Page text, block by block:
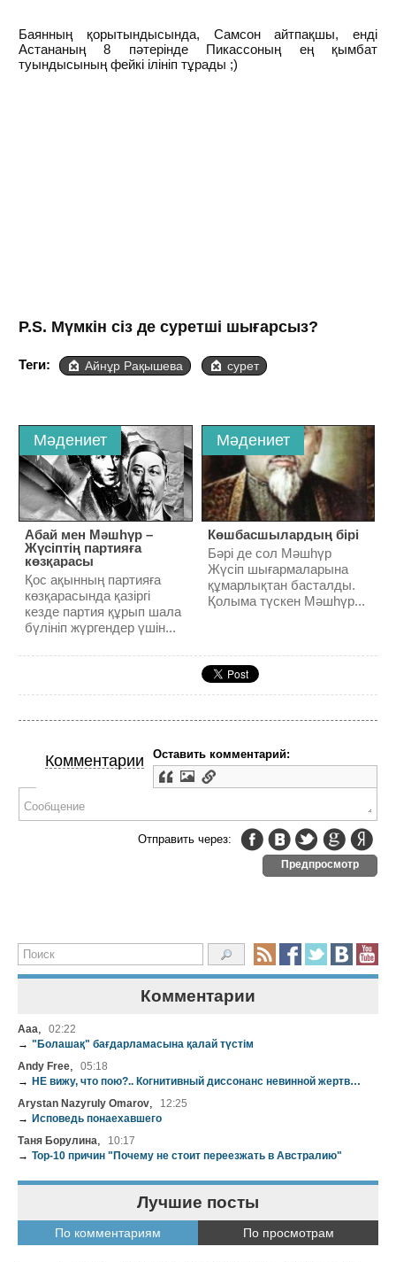
Комментарии
Aaa, 02:22
→ "Болашақ" бағдарламасына қалай түстім
Andy Free, 05:18
→
НЕ вижу, что пою?.. Когнитивный диссонанс невинной жертвы нашей эстрады
Arystan Nazyruly Omarov,
12:25
→
Исповедь понаехавшего
Таня Борулина,
10:17
→ Top-10 причин "Почему не стоит переезжать в Австралию"
Лучшие посты
По комментариям По просмотрам
Баянның қорытындысында, Самсон айтпақшы, енді
Астананың 8 пәтерінде Пикассоның ең қымбат
туындысының фейкі ілініп тұрады ;)
P.S. Мүмкін сіз де суретші шығарсыз?
Теги: Айнұр Рақышева сурет
Мәдениет
Абай мен Мәшһүр –
Жүсіптің партияға
көзқарасы
Қос ақынның партияға
көзқарасында қазіргі
кезде партия құрып шала
бүлініп жүргендер үшін...
Мәдениет
Көшбасшылардың бірі
Бәрі де сол Мәшһүр
Жүсіп шығармаларына
құмарлықтан басталды.
Қолыма түскен Мәшһүр...
Комментарии Оставить комментарий:
Отправить через:
Предпросмотр